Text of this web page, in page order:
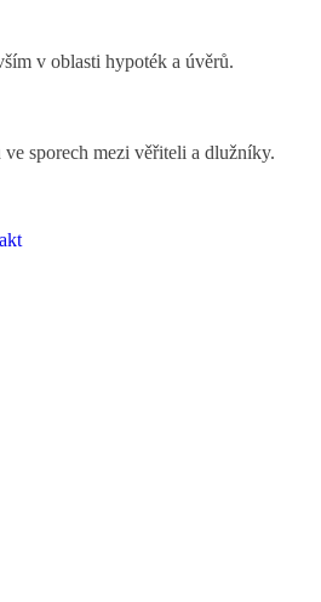
v oblasti hypoték a úvěrů.
sporech mezi věřiteli a dlužníky.